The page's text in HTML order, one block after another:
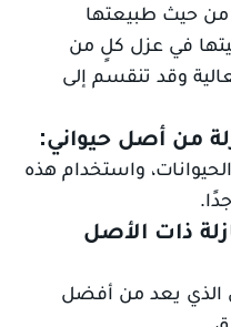
من حيث طبيعتها
في عزل كلٍ من
وقد تنقسم إلى
من أصل حيواني:
واستخدام هذه
ذات الأصل
الذي يعد من أفضل